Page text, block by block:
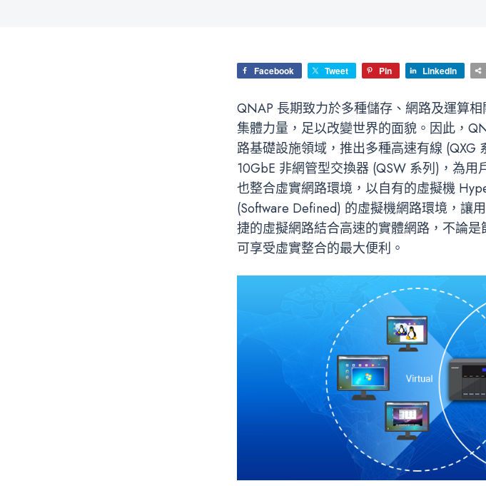
Facebook Tweet Pin LinkedIn
QNAP 長期致力於多種儲存、網路及運算
集體力量，足以改變世界的面貌。因此，
路基礎設施領域，推出多種高速有線 (QXG
10GbE 非網管型交換器 (QSW 系列)，為
也整合虛實網路環境，以自有的虛擬機
(Software Defined) 的虛擬機網路環境，讓
捷的虛擬網路結合高速的實體網路，不論
可享受虛實整合的最大便利。